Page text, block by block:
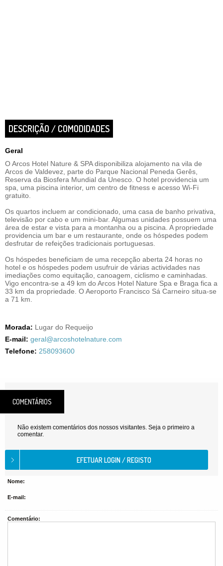
DESCRIÇÃO / COMODIDADES
Geral
O Arcos Hotel Nature & SPA disponibiliza alojamento na vila de
Arcos de Valdevez, parte do Parque Nacional Peneda Gerês,
Reserva da Biosfera Mundial da Unesco. O hotel providencia um
spa, uma piscina interior, um centro de fitness e acesso Wi-Fi
gratuito.
Os quartos incluem ar condicionado, uma casa de banho privativa,
televisão por cabo e um mini-bar. Algumas unidades possuem uma
área de estar e vista para a montanha ou a piscina. A propriedade
providencia um bar e um restaurante, onde os hóspedes podem
desfrutar de refeições tradicionais portuguesas.
Os hóspedes beneficiam de uma recepção aberta 24 horas no
hotel e os hóspedes podem usufruir de várias actividades nas
imediações como equitação, canoagem, ciclismo e caminhadas.
Vigo encontra-se a 49 km do Arcos Hotel Nature Spa e Braga fica a
33 km da propriedade. O Aeroporto Francisco Sá Carneiro situa-se
a 71 km.
Morada: Lugar do Requeijo
E-mail: geral@arcoshotelnature.com
Telefone: 258093600
COMENTÁRIOS
Não existem comentários dos nossos visitantes. Seja o primeiro a
comentar.
Nome:
E-mail:
Comentário: